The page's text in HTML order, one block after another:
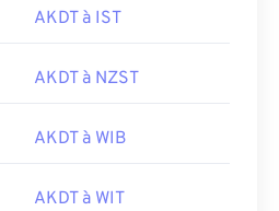
AKDT à IST
AKDT à NZST
AKDT à WIB
AKDT à WIT